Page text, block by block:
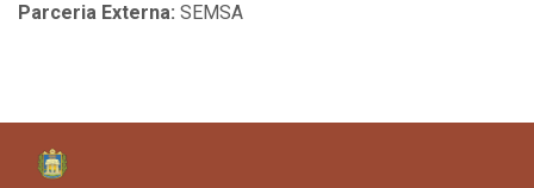
Parceria Externa: SEMSA